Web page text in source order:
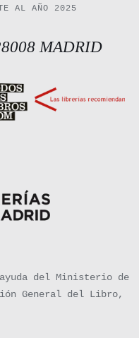
AL AÑO 2025
MADRID
del Ministerio de
General del Libro,